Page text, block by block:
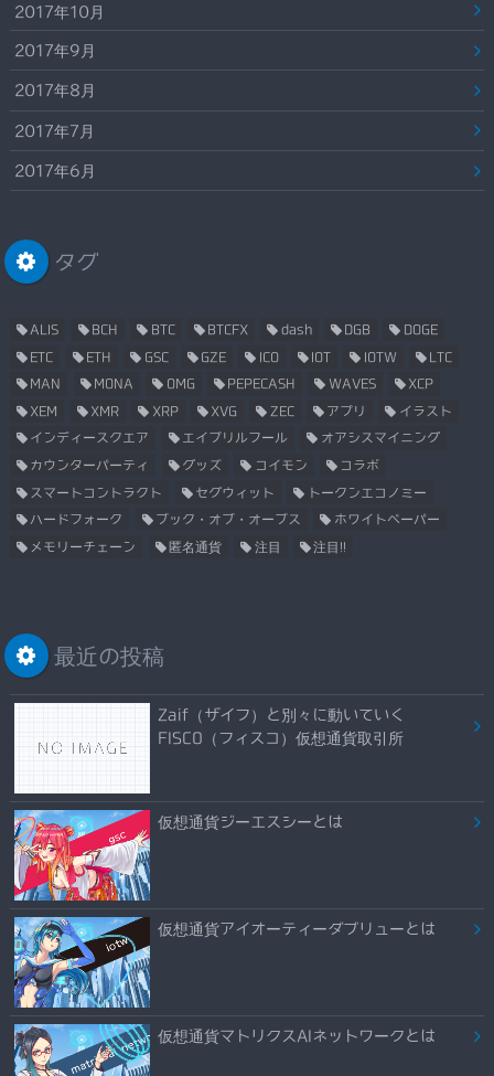
2017年10月
2017年9月
2017年8月
2017年7月
2017年6月
タグ
ALIS BCH BTC BTCFX dash DGB DOGE
ETC ETH GSC GZE ICO IOT IOTW LTC
MAN MONA OMG PEPECASH WAVES XCP
XEM XMR XRP XVG ZEC アプリ イラスト
インディースクエア エイプリルフール オアシスマイニング
カウンターパーティ グッズ コイモン コラボ
スマートコントラクト セグウィット トークンエコノミー
ハードフォーク ブック・オブ・オーブス ホワイトペーパー
メモリーチェーン 匿名通貨 注目 注目!!
最近の投稿
Zaif（ザイフ）と別々に動いていく
FISCO（フィスコ）仮想通貨取引所
仮想通貨ジーエスシーとは
仮想通貨アイオーティーダブリューとは
仮想通貨マトリクスAIネットワークとは